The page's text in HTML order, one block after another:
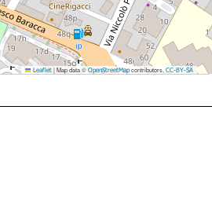
Leaflet |Map data ©OpenStreetMapcontributors, CC-BY-SA